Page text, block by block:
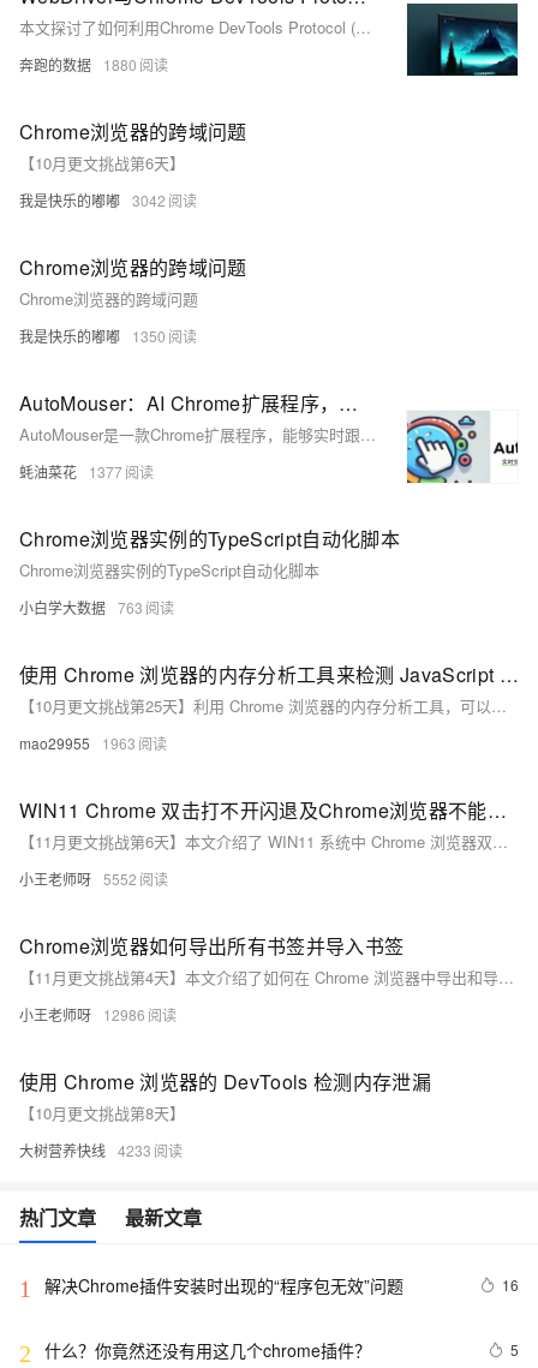
本文探讨了如何利用Chrome DevTools Protocol (CDP) 与 Selenium WebDriver 提升浏览器自动化效率，结合代理IP技术高效采集微博数据。通过CDP，开发者可直接操作浏览器底层功能，如网络拦截、性能分析等，增强控制精度。示例代码展示了如何设置代理IP、cookie及user-agent来模拟真实用户行为，提高数据抓取成功率与稳定性。适用于需要频繁抓取互联网数据的应用场景。
奔跑的数据 1880
Chrome浏览器的跨域问题
【10月更文挑战第6天】
我是快乐的嘟嘟 3042
Chrome浏览器的跨域问题
Chrome浏览器的跨域问题
我是快乐的嘟嘟 1350
AutoMouser：AI Chrome扩展程序，实时跟踪用户的浏览器操作，自动生成自动化操作脚本
AutoMouser是一款Chrome扩展程序，能够实时跟踪用户交互行为，并基于OpenAI的GPT模型自动生成Selenium测试代码，简化自动化测试流程。
蚝油菜花 1377
Chrome浏览器实例的TypeScript自动化脚本
Chrome浏览器实例的TypeScript自动化脚本
小白学大数据 763
使用 Chrome 浏览器的内存分析工具来检测 JavaScript 中的内存泄漏
【10月更文挑战第25天】利用 Chrome 浏览器的内存分析工具，可以较为准确地检测 JavaScript 中的内存泄漏问题，并帮助我们找出潜在的泄漏点，以便采取相应的解决措施。
mao29955 1963
WIN11 Chrome 双击打不开闪退及Chrome浏览器不能拖拽文件crx
【11月更文挑战第6天】本文介绍了 WIN11 系统中 Chrome 浏览器双击打不开闪退及不能拖拽文件 crx 的原因和解决方法。包括浏览器版本过旧、扩展程序冲突、硬件加速问题、缓存过多、安全软件冲突、系统文件损坏、用户配置文件损坏等问题的解决方案，以及 crx 文件的屏蔽、权限问题和文件格式问题的处理方法。
小王老师呀 5552
Chrome浏览器如何导出所有书签并导入书签
【11月更文挑战第4天】本文介绍了如何在 Chrome 浏览器中导出和导入书签。导出时，打开书签管理器，点击“整理”按钮选择“导出书签”，保存为 HTML 文件。导入时，同样打开书签管理器，点击“整理”按钮选择“导入书签”，选择之前导出的 HTML 文件即可。其他主流浏览器也支持导入这种格式的书签文件。
小王老师呀 12986
使用 Chrome 浏览器的 DevTools 检测内存泄漏
【10月更文挑战第8天】
大树营养快线 4233
热门文章 最新文章
1 解决Chrome插件安装时出现的“程序包无效”问题 16
2 什么？你竟然还没有用这几个chrome插件？ 5